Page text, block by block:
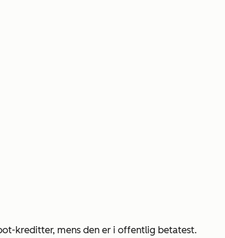
kreditter, mens den er i offentlig betatest.